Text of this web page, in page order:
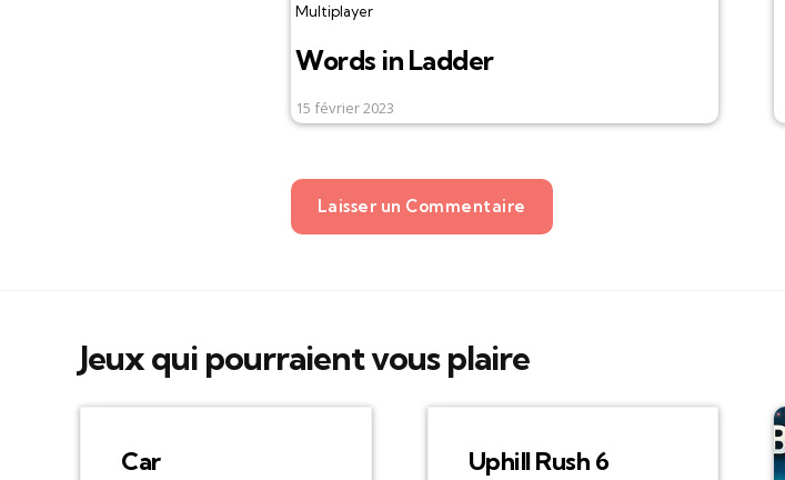
Multiplayer
Words in Ladder
15 février 2023
Laisser un Commentaire
Jeux qui pourraient vous plaire
Car Uphill Rush 6